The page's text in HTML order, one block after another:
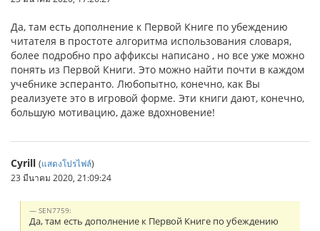
Да, там есть дополнение к Первой Книге по убеждению
читателя в простоте алгоритма использования словаря,
более подробно про аффиксы написано , но все уже можно
понять из Первой Книги. Это можно найти почти в каждом
учебнике эсперанто. Любопытно, конечно, как Вы
реализуете это в игровой форме. Эти книги дают, конечно,
большую мотивацию, даже вдохновение!
Cyrill (แสดงโปรไฟล์)
23 มีนาคม 2020, 21:09:24
SEN7759:
Да, там есть дополнение к Первой Книге по убеждению